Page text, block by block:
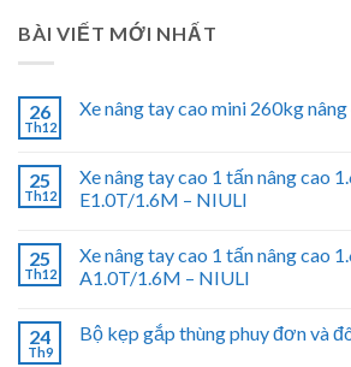
BÀI VIẾT MỚI NHẤT
26
Th12
Xe nâng tay cao mini 260kg
25
Th12
Xe nâng tay cao 1 tấn nâng cao
E1.0T/1.6M – NIULI
25
Th12
Xe nâng tay cao 1 tấn nâng cao
A1.0T/1.6M – NIULI
24
Th9
Bộ kẹp gắp thùng phuy đơn và